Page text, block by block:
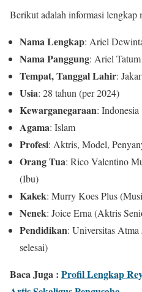
Berikut adalah informasi lengkap
Nama Lengkap: Ariel
Nama Panggung: Ariel Tatum
Tempat, Tanggal Lahir:
Usia: 28 tahun (per 2024)
Kewarganegaraan: Indonesia
Agama: Islam
Profesi: Aktris, Model,
Orang Tua: Rico Valentino
(Ibu)
Kakek: Murry Koes Plus
Nenek: Joice Erna (Aktris
Pendidikan: Universitas
selesai)
Baca Juga : Profil Lengkap